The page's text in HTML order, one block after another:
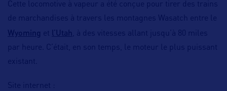
Cette locomotive à vapeur a été conçue pour tirer des trains
de marchandises à travers les montagnes Wasatch entre le
Wyoming et l’Utah
, à des vitesses allant jusqu’à 80 miles
par heure. C’était, en son temps, le moteur le plus puissant
existant.
Site internet :